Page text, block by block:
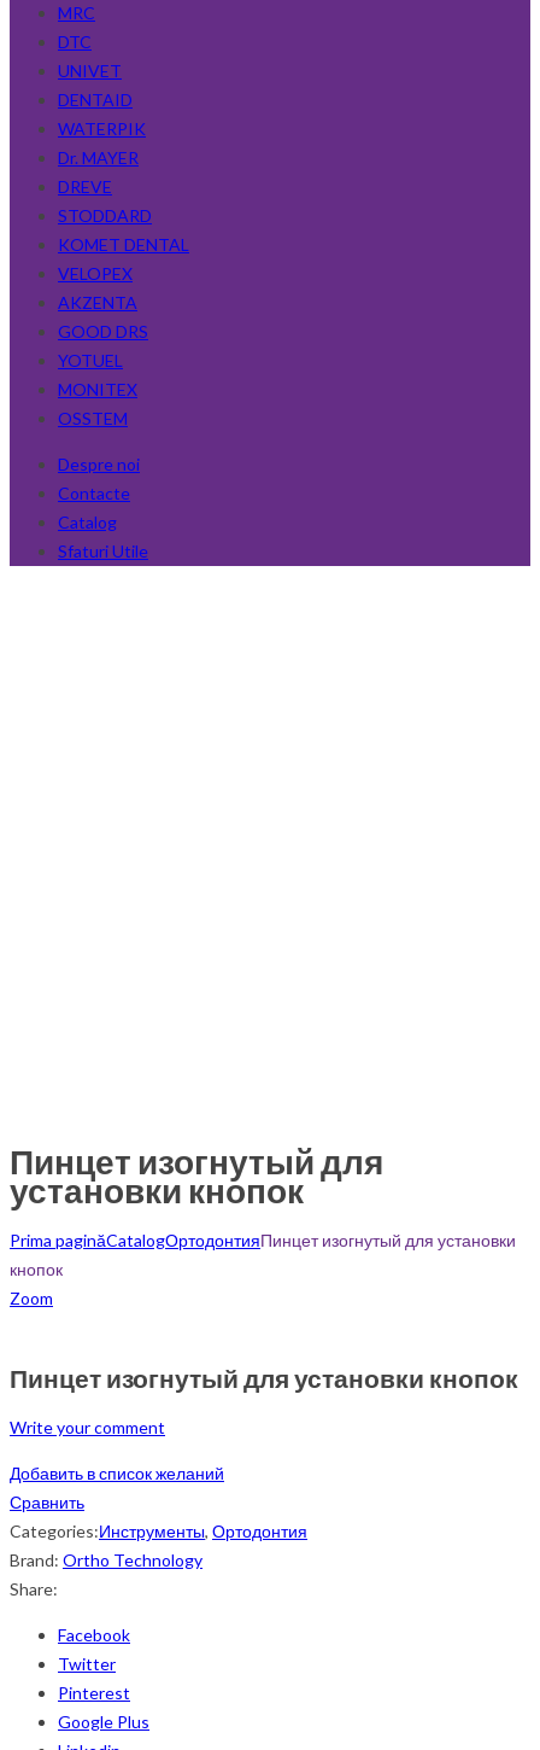
MRC
DTC
UNIVET
DENTAID
WATERPIK
Dr. MAYER
DREVE
STODDARD
KOMET DENTAL
VELOPEX
AKZENTA
GOOD DRS
YOTUEL
MONITEX
OSSTEM
Despre noi
Contacte
Catalog
Sfaturi Utile
Пинцет изогнутый для
установки кнопок
Prima paginăCatalogОртодонтияПинцет изогнутый для установки
кнопок
Zoom
Пинцет изогнутый для установки кнопок
Write your comment
Добавить в список желаний
Сравнить
Categories:Инструменты, Ортодонтия
Brand: Ortho Technology
Share:
Facebook
Twitter
Pinterest
Google Plus